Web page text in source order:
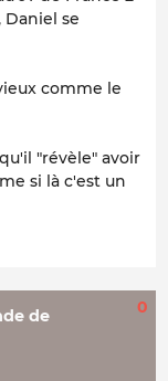
se
comme le
"révèle" avoir
si là c'est un
de
0